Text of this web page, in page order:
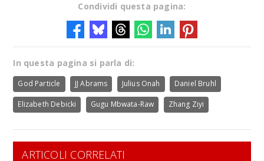
Condividi questa pagina:
In questa pagina si parla di:
God Particle JJ Abrams Julius Onah Daniel Bruhl
Elizabeth Debicki Gugu Mbwata-Raw Zhang Ziyi
ARTICOLI CORRELATI